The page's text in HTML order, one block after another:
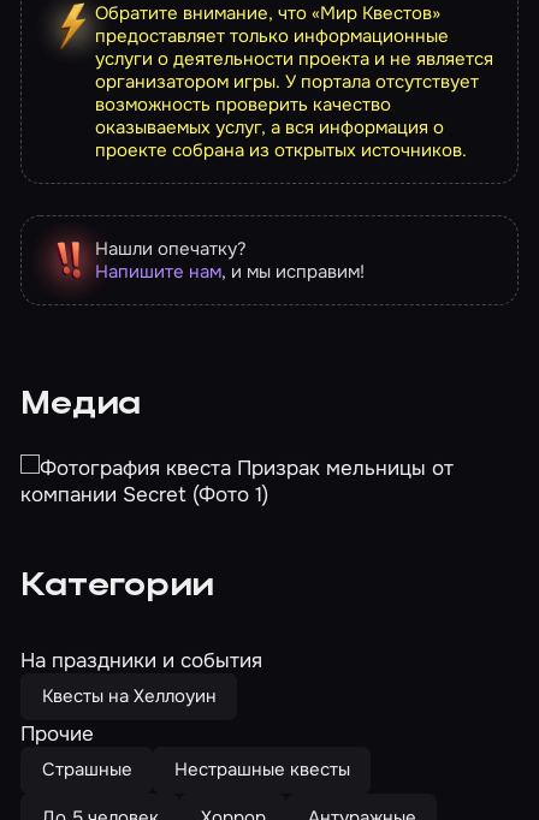
Обратите внимание, что «Мир Квестов»
предоставляет только информационные
услуги о деятельности проекта и не является
организатором игры. У портала отсутствует
возможность проверить качество
оказываемых услуг, а вся информация о
проекте собрана из открытых источников.
Нашли опечатку?
Напишите нам, и мы исправим!
Медиа
Категории
На праздники и события
Квесты на Хеллоуин
Прочие
Страшные
Нестрашные квесты